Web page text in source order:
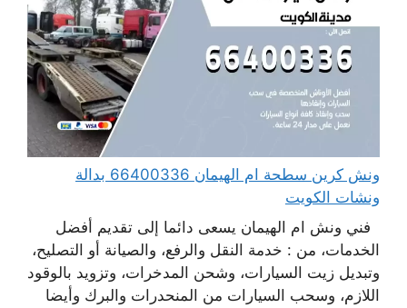
ونش كرين سطحة ام الهيمان 66400336 بدالة
ونشات الكويت
فني ونش ام الهيمان يسعى دائما إلى تقديم أفضل
الخدمات، من : خدمة النقل والرفع، والصيانة أو التصليح،
وتبديل زيت السيارات، وشحن المدخرات، وتزويد بالوقود
اللازم، وسحب السيارات من المنحدرات والبرك وأيضا